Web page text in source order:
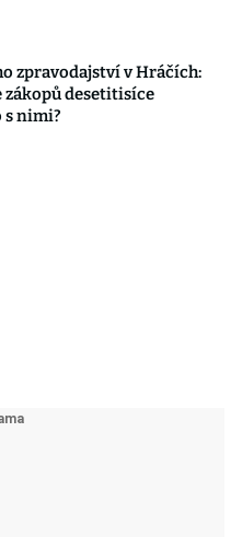
zpravodajství v Hráčích:
zákopů desetitisíce
s nimi?